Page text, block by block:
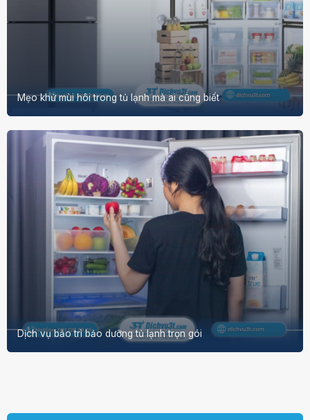
Mẹo khử mùi hôi trong tủ lạnh mà ai cũng biết
Dịch vụ bảo trì bảo dưỡng tủ lạnh trọn gói